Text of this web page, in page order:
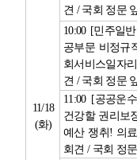
11/18
(화)
견 / 국회 정문
10:00 [민주일
공부문 비정규
회서비스일자
견 / 국회 정문
11:00 [공공운
건강할 권리보
예산 쟁취 ! 의
회견 / 국회 정